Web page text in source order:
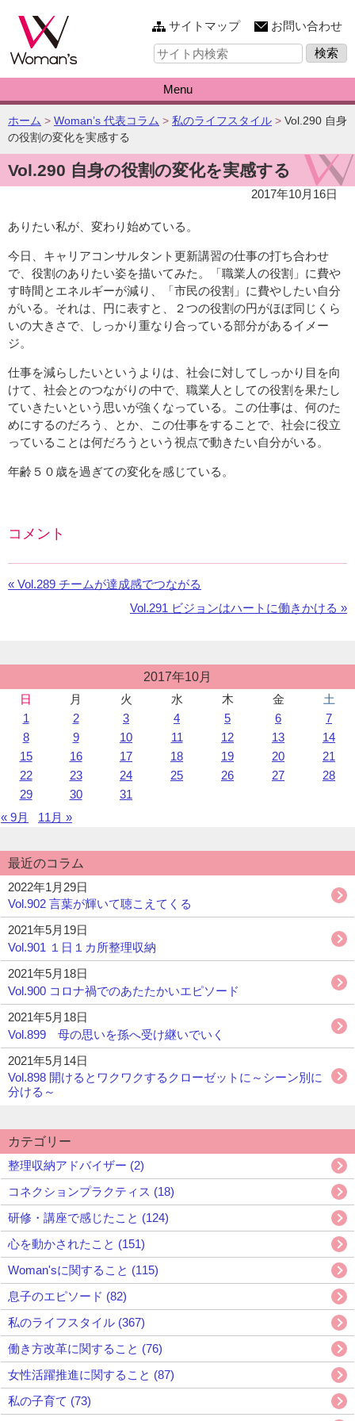
このページの本文へ
サイトマップ
お問い合わせ
サ
イ
内
検
索:
Menu
こ
の
ペ
ー
ジ
位
置:
ホーム > Woman’s 代表コラム > 私のライフスタイル > Vol.290 自身
の役割の変化を実感する
Vol.290 自身の役割の変化を実感する
2017年10月16日
ありたい私が、変わり始めている。
今日、キャリアコンサルタント更新講習の仕事の打ち合わせ
で、役割のありたい姿を描いてみた。「職業人の役割」に費や
す時間とエネルギーが減り、「市民の役割」に費やしたい自分
がいる。それは、円に表すと、２つの役割の円がほぼ同じくら
いの大きさで、しっかり重なり合っている部分があるイメー
ジ。
仕事を減らしたいというよりは、社会に対してしっかり目を向
けて、社会とのつながりの中で、職業人としての役割を果たし
ていきたいという思いが強くなっている。この仕事は、何のた
めにするのだろう、とか、この仕事をすることで、社会に役立
っていることは何だろうという視点で動きたい自分がいる。
年齢５０歳を過ぎての変化を感じている。
コメント
コ
用
ま
す。
« 前
Vol.289 チームが達成感でつながる
次
せ：
Vol.291 ビジョンはハートに働きかける »
稿
2017年10月
日
月 火 水 木 金
土
1
2 3 4 5 6
7
8
9 10 11 12 13
14
15
16 17 18 19 20
21
22
23 24 25 26 27
28
29
30
31
« 9月
11月 »
最近のコラム
2022年1月29日
Vol.902 言葉が輝いて聴こえてくる
2021年5月19日
Vol.901 １日１カ所整理収納
2021年5月18日
Vol.900 コロナ禍でのあたたかいエピソード
2021年5月18日
Vol.899 母の思いを孫へ受け継いでいく
2021年5月14日
Vol.898 開けるとワクワクするクローゼットに～シーン別に
分ける～
カテゴリー
整理収納アドバイザー (2)
コネクションプラクティス (18)
研修・講座で感じたこと (124)
心を動かされたこと (151)
Woman'sに関すること (115)
息子のエピソード (82)
私のライフスタイル (367)
働き方改革に関すること (76)
女性活躍推進に関すること (87)
私の子育て (73)